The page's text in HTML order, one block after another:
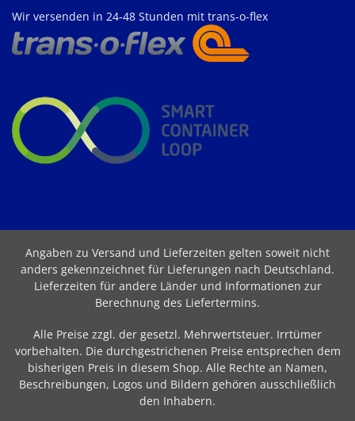
Wir versenden in 24-48 Stunden mit trans-o-flex
Angaben zu Versand und Lieferzeiten gelten soweit nicht
anders gekennzeichnet für Lieferungen nach Deutschland.
Lieferzeiten für andere Länder und Informationen zur
Berechnung des Liefertermins.
Alle Preise zzgl. der gesetzl. Mehrwertsteuer. Irrtümer
vorbehalten. Die durchgestrichenen Preise entsprechen dem
bisherigen Preis in diesem Shop. Alle Rechte an Namen,
Beschreibungen, Logos und Bildern gehören ausschließlich
den Inhabern.